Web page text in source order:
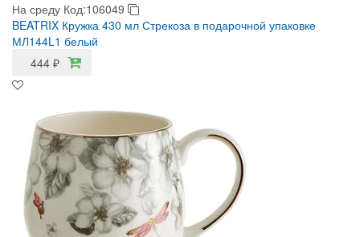
На среду Код:106049
BEATRIX Кружка 430 мл Стрекоза в подарочной упаковке
МЛ144L1 белый
444 ₽